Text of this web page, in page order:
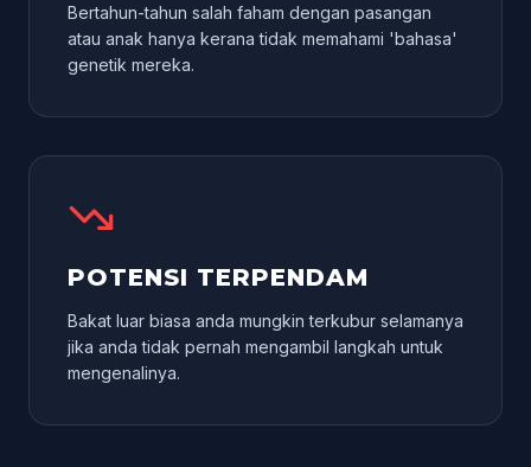
Bertahun-tahun salah faham dengan pasangan
atau anak hanya kerana tidak memahami 'bahasa'
genetik mereka.
POTENSI TERPENDAM
Bakat luar biasa anda mungkin terkubur selamanya
jika anda tidak pernah mengambil langkah untuk
mengenalinya.